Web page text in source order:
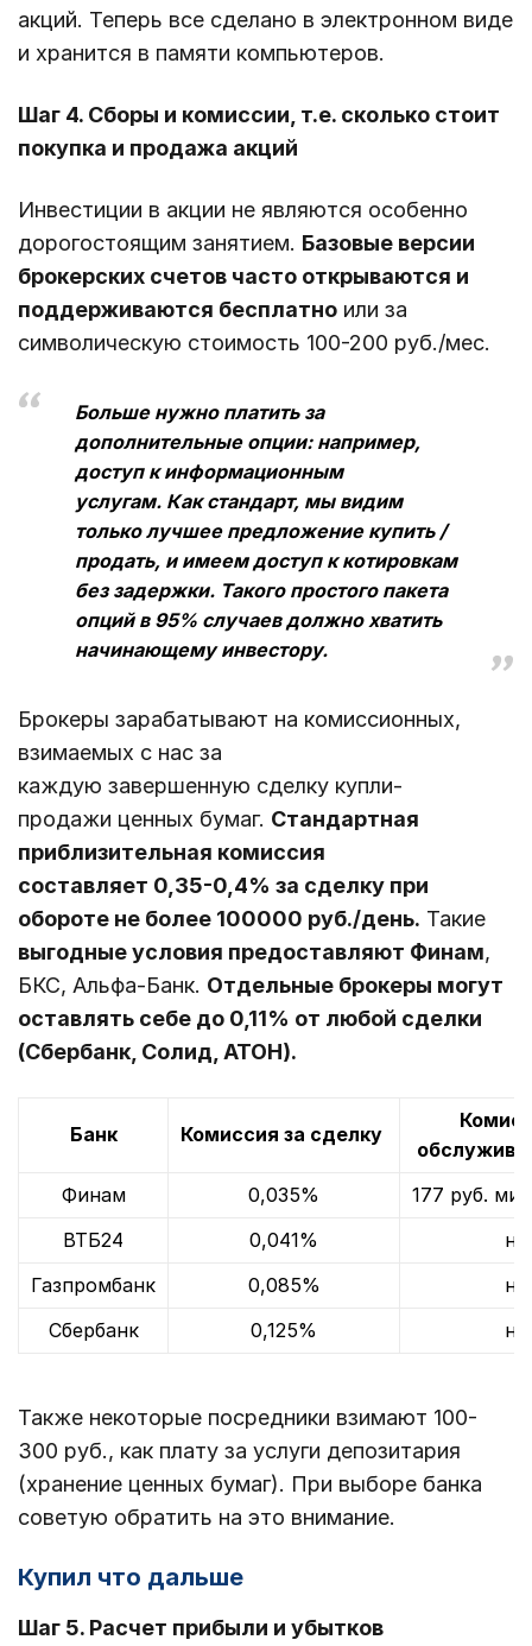
акций. Теперь все сделано в электронном виде
и хранится в памяти компьютеров.
Шаг 4. Сборы и комиссии, т.е. сколько стоит
покупка и продажа акций
Инвестиции в акции не являются особенно
дорогостоящим занятием. Базовые версии
брокерских счетов часто открываются и
поддерживаются бесплатно или за
символическую стоимость 100-200 руб./мес.
Больше нужно платить за
дополнительные опции: например,
доступ к информационным
услугам. Как стандарт, мы видим
только лучшее предложение купить /
продать, и имеем доступ к котировкам
без задержки. Такого простого пакета
опций в 95% случаев должно хватить
начинающему инвестору.
Брокеры зарабатывают на комиссионных,
взимаемых с нас за
каждую завершенную сделку купли-
продажи ценных бумаг. Стандартная
приблизительная комиссия
составляет 0,35-0,4% за сделку при
обороте не более 100000 руб./день. Такие
выгодные условия предоставляют Финам,
БКС, Альфа-Банк. Отдельные брокеры могут
оставлять себе до 0,11% от любой сделки
(Сбербанк, Солид, АТОН).
Банк Комиссия за сделку
Финам
0,035%
177 руб.
ВТБ24
0,041%
Газпромбанк
0,085%
Сбербанк
0,125%
Также некоторые посредники взимают 100-
300 руб., как плату за услуги депозитария
(хранение ценных бумаг). При выборе банка
советую обратить на это внимание.
Купил что дальше
Шаг 5. Расчет прибыли и убытков